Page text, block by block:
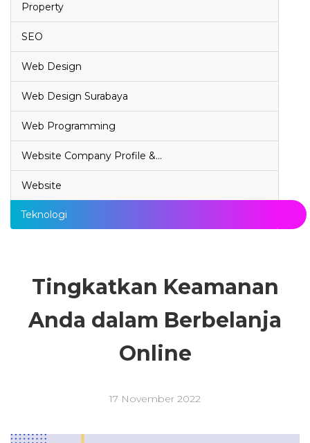
Property
SEO
Web Design
Web Design Surabaya
Web Programming
Website Company Profile &…
Website
Teknologi
Tingkatkan Keamanan
Anda dalam Berbelanja
Online
17 November 2022